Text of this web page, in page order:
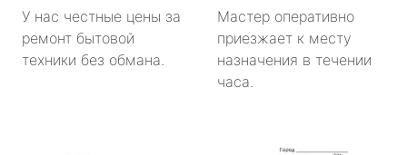
У нас честные цены за
ремонт бытовой
техники без обмана.
Мастер оперативно
приезжает к месту
назначения в течении
часа.